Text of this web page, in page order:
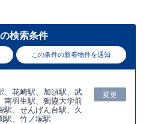
検索条件
この条件の新着物件を通知
、花崎駅、加須駅、武
南羽生駅、獨協大学前
駅、せんげん台駅、久
駅、竹ノ塚駅
変更